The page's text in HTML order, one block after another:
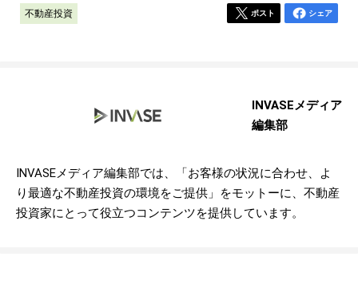
不動産投資 ポスト シェア
INVASEメディア
編集部
INVASEメディア編集部では、「お客様の状況に合わせ、よ
り最適な不動産投資の環境をご提供」をモットーに、不動産
投資家にとって役立つコンテンツを提供しています。